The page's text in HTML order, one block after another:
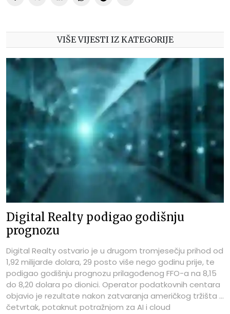
VIŠE VIJESTI IZ KATEGORIJE
Digital Realty podigao godišnju
prognozu
Digital Realty ostvario je u drugom tromjesečju prihod od
1,92 milijarde dolara, 29 posto više nego godinu prije, te
podigao godišnju prognozu prilagođenog FFO-a na 8,15
do 8,20 dolara po dionici. Operator podatkovnih centara
objavio je rezultate nakon zatvaranja američkog tržišta u
četvrtak, potaknut potražnjom za AI i cloud